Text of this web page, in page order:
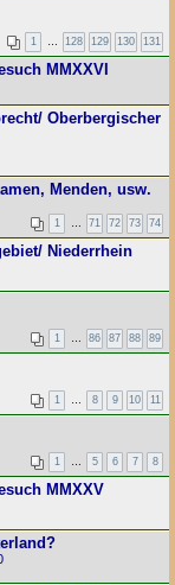
1 128 129 130 131
MMXXVI
Oberbergischer
Menden, usw.
1 71 72 73 74
Niederrhein
1 86 87 88 89
1 8 9 10 11
1 5 6 7 8
MMXXV